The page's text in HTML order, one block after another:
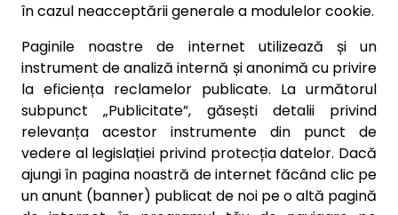
în cazul neacceptării generale a modulelor cookie.
Paginile noastre de internet utilizează și un
instrument de analiză internă și anonimă cu privire
la eficiența reclamelor publicate. La următorul
subpunct „Publicitate”, găsești detalii privind
relevanța acestor instrumente din punct de
vedere al legislației privind protecția datelor. Dacă
ajungi în pagina noastră de internet făcând clic pe
un anunt (banner) publicat de noi pe o altă pagină